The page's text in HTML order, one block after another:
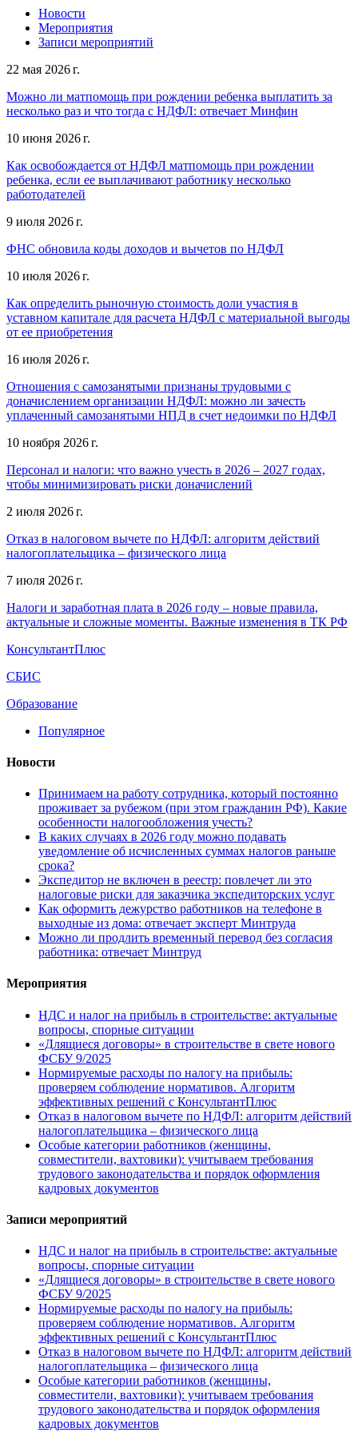
Новости
Мероприятия
Записи мероприятий
22 мая 2026 г.
Можно ли матпомощь при рождении ребенка выплатить за
несколько раз и что тогда с НДФЛ: отвечает Минфин
10 июня 2026 г.
Как освобождается от НДФЛ матпомощь при рождении
ребенка, если ее выплачивают работнику несколько
работодателей
9 июля 2026 г.
ФНС обновила коды доходов и вычетов по НДФЛ
10 июля 2026 г.
Как определить рыночную стоимость доли участия в
уставном капитале для расчета НДФЛ с материальной выгоды
от ее приобретения
16 июля 2026 г.
Отношения с самозанятыми признаны трудовыми с
доначислением организации НДФЛ: можно ли зачесть
уплаченный самозанятыми НПД в счет недоимки по НДФЛ
10 ноября 2026 г.
Персонал и налоги: что важно учесть в 2026 – 2027 годах,
чтобы минимизировать риски доначислений
2 июля 2026 г.
Отказ в налоговом вычете по НДФЛ: алгоритм действий
налогоплательщика – физического лица
7 июля 2026 г.
Налоги и заработная плата в 2026 году – новые правила,
актуальные и сложные моменты. Важные изменения в ТК РФ
КонсультантПлюс
СБИС
Образование
Популярное
Новости
Принимаем на работу сотрудника, который постоянно
проживает за рубежом (при этом гражданин РФ). Какие
особенности налогообложения учесть?
В каких случаях в 2026 году можно подавать
уведомление об исчисленных суммах налогов раньше
срока?
Экспедитор не включен в реестр: повлечет ли это
налоговые риски для заказчика экспедиторских услуг
Как оформить дежурство работников на телефоне в
выходные из дома: отвечает эксперт Минтруда
Можно ли продлить временный перевод без согласия
работника: отвечает Минтруд
Мероприятия
НДС и налог на прибыль в строительстве: актуальные
вопросы, спорные ситуации
«Длящиеся договоры» в строительстве в свете нового
ФСБУ 9/2025
Нормируемые расходы по налогу на прибыль:
проверяем соблюдение нормативов. Алгоритм
эффективных решений с КонсультантПлюс
Отказ в налоговом вычете по НДФЛ: алгоритм действий
налогоплательщика – физического лица
Особые категории работников (женщины,
совместители, вахтовики): учитываем требования
трудового законодательства и порядок оформления
кадровых документов
Записи мероприятий
НДС и налог на прибыль в строительстве: актуальные
вопросы, спорные ситуации
«Длящиеся договоры» в строительстве в свете нового
ФСБУ 9/2025
Нормируемые расходы по налогу на прибыль:
проверяем соблюдение нормативов. Алгоритм
эффективных решений с КонсультантПлюс
Отказ в налоговом вычете по НДФЛ: алгоритм действий
налогоплательщика – физического лица
Особые категории работников (женщины,
совместители, вахтовики): учитываем требования
трудового законодательства и порядок оформления
кадровых документов